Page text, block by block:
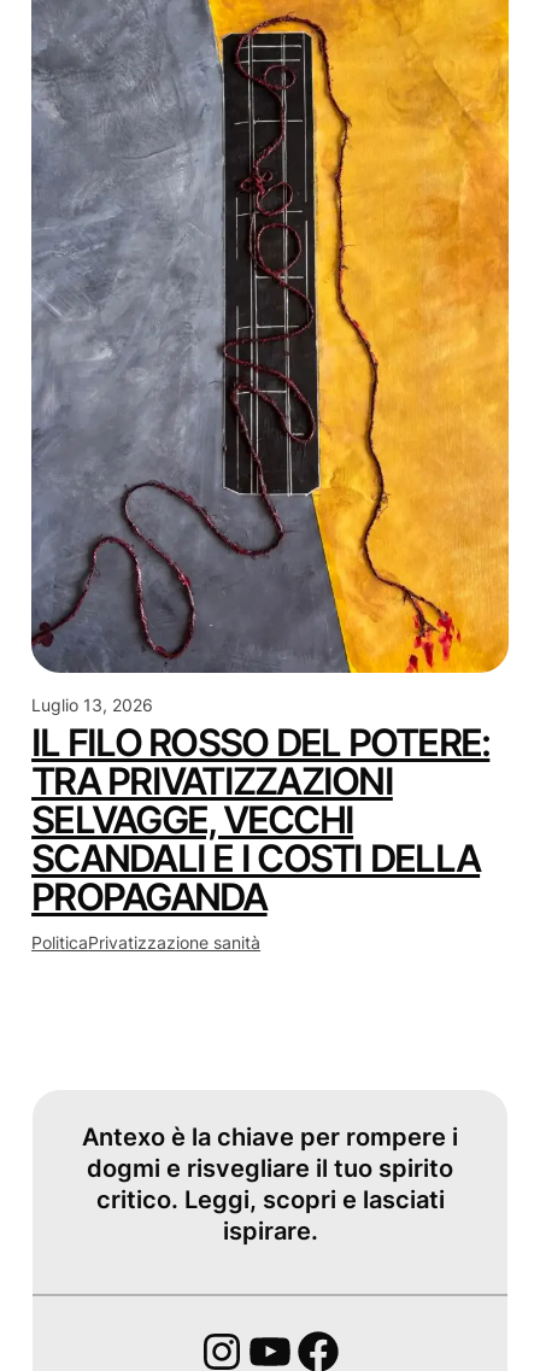
Luglio 13, 2026
IL FILO ROSSO DEL POTERE:
TRA PRIVATIZZAZIONI
SELVAGGE, VECCHI
SCANDALI E I COSTI DELLA
PROPAGANDA
PoliticaPrivatizzazione sanità
Antexo è la chiave per rompere i
dogmi e risvegliare il tuo spirito
critico. Leggi, scopri e lasciati
ispirare.
Instagram
YouTubeFacebook